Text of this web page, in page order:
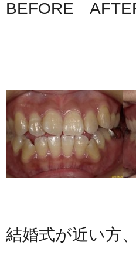
BEFORE
結婚式が近い方